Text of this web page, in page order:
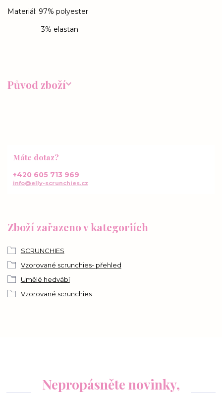
Materiál: 97% polyester
3% elastan
Původ zboží
Zboží zařazeno v kategoriích
SCRUNCHIES
Vzorované scrunchies- přehled
Umělé hedvábí
Vzorované scrunchies
Máte dotaz?
+420 605 713 969
info@elly-scrunchies.cz
Nepropásněte novinky,